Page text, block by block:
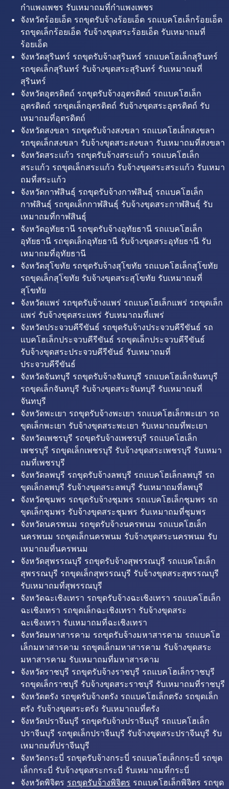
กำแพงเพชร รับเหมาถมที่กำแพงเพชร
จังหวัดร้อยเอ็ด รถขุดรับจ้างร้อยเอ็ด รถแบคโฮเล็กร้อยเอ็ด
รถขุดเล็กร้อยเอ็ด รับจ้างขุดสระร้อยเอ็ด รับเหมาถมที่
ร้อยเอ็ด
จังหวัดสุรินทร์ รถขุดรับจ้างสุรินทร์ รถแบคโฮเล็กสุรินทร์
รถขุดเล็กสุรินทร์ รับจ้างขุดสระสุรินทร์ รับเหมาถมที่
สุรินทร์
จังหวัดอุตรดิตถ์ รถขุดรับจ้างอุตรดิตถ์ รถแบคโฮเล็ก
อุตรดิตถ์ รถขุดเล็กอุตรดิตถ์ รับจ้างขุดสระอุตรดิตถ์ รับ
เหมาถมที่อุตรดิตถ์
จังหวัดสงขลา รถขุดรับจ้างสงขลา รถแบคโฮเล็กสงขลา
รถขุดเล็กสงขลา รับจ้างขุดสระสงขลา รับเหมาถมที่สงขลา
จังหวัดสระแก้ว รถขุดรับจ้างสระแก้ว รถแบคโฮเล็ก
สระแก้ว รถขุดเล็กสระแก้ว รับจ้างขุดสระสระแก้ว รับเหมา
ถมที่สระแก้ว
จังหวัดกาฬสินธุ์ รถขุดรับจ้างกาฬสินธุ์ รถแบคโฮเล็ก
กาฬสินธุ์ รถขุดเล็กกาฬสินธุ์ รับจ้างขุดสระกาฬสินธุ์ รับ
เหมาถมที่กาฬสินธุ์
จังหวัดอุทัยธานี รถขุดรับจ้างอุทัยธานี รถแบคโฮเล็ก
อุทัยธานี รถขุดเล็กอุทัยธานี รับจ้างขุดสระอุทัยธานี รับ
เหมาถมที่อุทัยธานี
จังหวัดสุโขทัย รถขุดรับจ้างสุโขทัย รถแบคโฮเล็กสุโขทัย
รถขุดเล็กสุโขทัย รับจ้างขุดสระสุโขทัย รับเหมาถมที่
สุโขทัย
จังหวัดแพร่ รถขุดรับจ้างแพร่ รถแบคโฮเล็กแพร่ รถขุดเล็ก
แพร่ รับจ้างขุดสระแพร่ รับเหมาถมที่แพร่
จังหวัดประจวบคีรีขันธ์ รถขุดรับจ้างประจวบคีรีขันธ์ รถ
แบคโฮเล็กประจวบคีรีขันธ์ รถขุดเล็กประจวบคีรีขันธ์
รับจ้างขุดสระประจวบคีรีขันธ์ รับเหมาถมที่
ประจวบคีรีขันธ์
จังหวัดจันทบุรี รถขุดรับจ้างจันทบุรี รถแบคโฮเล็กจันทบุรี
รถขุดเล็กจันทบุรี รับจ้างขุดสระจันทบุรี รับเหมาถมที่
จันทบุรี
จังหวัดพะเยา รถขุดรับจ้างพะเยา รถแบคโฮเล็กพะเยา รถ
ขุดเล็กพะเยา รับจ้างขุดสระพะเยา รับเหมาถมที่พะเยา
จังหวัดเพชรบุรี รถขุดรับจ้างเพชรบุรี รถแบคโฮเล็ก
เพชรบุรี รถขุดเล็กเพชรบุรี รับจ้างขุดสระเพชรบุรี รับเหมา
ถมที่เพชรบุรี
จังหวัดลพบุรี รถขุดรับจ้างลพบุรี รถแบคโฮเล็กลพบุรี รถ
ขุดเล็กลพบุรี รับจ้างขุดสระลพบุรี รับเหมาถมที่ลพบุรี
จังหวัดชุมพร รถขุดรับจ้างชุมพร รถแบคโฮเล็กชุมพร รถ
ขุดเล็กชุมพร รับจ้างขุดสระชุมพร รับเหมาถมที่ชุมพร
จังหวัดนครพนม รถขุดรับจ้างนครพนม รถแบคโฮเล็ก
นครพนม รถขุดเล็กนครพนม รับจ้างขุดสระนครพนม รับ
เหมาถมที่นครพนม
จังหวัดสุพรรณบุรี รถขุดรับจ้างสุพรรณบุรี รถแบคโฮเล็ก
สุพรรณบุรี รถขุดเล็กสุพรรณบุรี รับจ้างขุดสระสุพรรณบุรี
รับเหมาถมที่สุพรรณบุรี
จังหวัดฉะเชิงเทรา รถขุดรับจ้างฉะเชิงเทรา รถแบคโฮเล็ก
ฉะเชิงเทรา รถขุดเล็กฉะเชิงเทรา รับจ้างขุดสระ
ฉะเชิงเทรา รับเหมาถมที่ฉะเชิงเทรา
จังหวัดมหาสารคาม รถขุดรับจ้างมหาสารคาม รถแบคโฮ
เล็กมหาสารคาม รถขุดเล็กมหาสารคาม รับจ้างขุดสระ
มหาสารคาม รับเหมาถมที่มหาสารคาม
จังหวัดราชบุรี รถขุดรับจ้างราชบุรี รถแบคโฮเล็กราชบุรี
รถขุดเล็กราชบุรี รับจ้างขุดสระราชบุรี รับเหมาถมที่ราชบุรี
จังหวัดตรัง รถขุดรับจ้างตรัง รถแบคโฮเล็กตรัง รถขุดเล็ก
ตรัง รับจ้างขุดสระตรัง รับเหมาถมที่ตรัง
จังหวัดปราจีนบุรี รถขุดรับจ้างปราจีนบุรี รถแบคโฮเล็ก
ปราจีนบุรี รถขุดเล็กปราจีนบุรี รับจ้างขุดสระปราจีนบุรี รับ
เหมาถมที่ปราจีนบุรี
จังหวัดกระบี่ รถขุดรับจ้างกระบี่ รถแบคโฮเล็กกระบี่ รถขุด
เล็กกระบี่ รับจ้างขุดสระกระบี่ รับเหมาถมที่กระบี่
จังหวัดพิจิตร รถขุดรับจ้างพิจิตร รถแบคโฮเล็กพิจิตร รถขุด